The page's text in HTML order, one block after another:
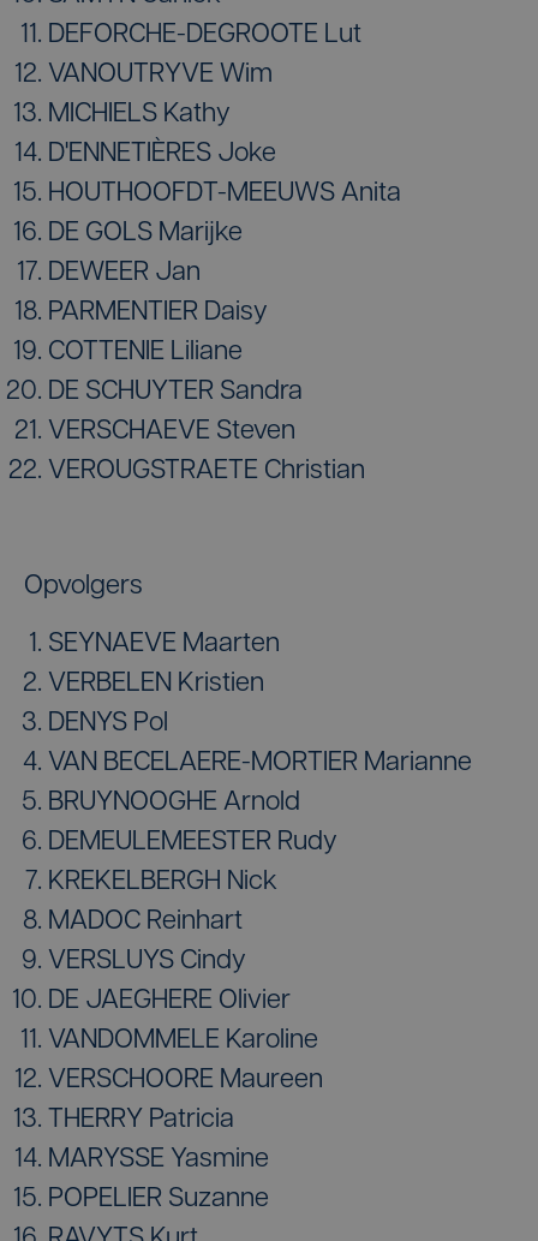
DEFORCHE-DEGROOTE Lut
VANOUTRYVE Wim
MICHIELS Kathy
D'ENNETIÈRES Joke
HOUTHOOFDT-MEEUWS Anita
DE GOLS Marijke
DEWEER Jan
PARMENTIER Daisy
COTTENIE Liliane
DE SCHUYTER Sandra
VERSCHAEVE Steven
VEROUGSTRAETE Christian
Opvolgers
SEYNAEVE Maarten
VERBELEN Kristien
DENYS Pol
VAN BECELAERE-MORTIER Marianne
BRUYNOOGHE Arnold
DEMEULEMEESTER Rudy
KREKELBERGH Nick
MADOC Reinhart
VERSLUYS Cindy
DE JAEGHERE Olivier
VANDOMMELE Karoline
VERSCHOORE Maureen
THERRY Patricia
MARYSSE Yasmine
POPELIER Suzanne